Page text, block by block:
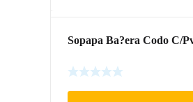
Sopapa Ba?era Codo C/